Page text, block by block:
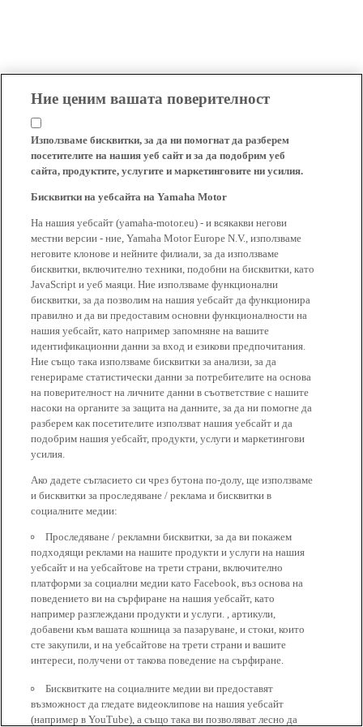
Ние ценим вашата поверителност
Използваме бисквитки, за да ни помогнат да разберем
посетителите на нашия уеб сайт и за да подобрим уеб
сайта, продуктите, услугите и маркетинговите ни усилия.
Бисквитки на уебсайта на Yamaha Motor
На нашия уебсайт (yamaha-motor.eu) - и всякакви негови
местни версии - ние, Yamaha Motor Europe N.V., използваме
неговите клонове и нейните филиали, за да използваме
бисквитки, включително техники, подобни на бисквитки, като
JavaScript и уеб маяци. Ние използваме функционални
бисквитки, за да позволим на нашия уебсайт да функционира
правилно и да ви предоставим основни функционалности на
нашия уебсайт, като например запомняне на вашите
идентификационни данни за вход и езикови предпочитания.
Ние също така използваме бисквитки за анализи, за да
генерираме статистически данни за потребителите на основа
на поверителност на личните данни в съответствие с нашите
насоки на органите за защита на данните, за да ни помогне да
разберем как посетителите използват нашия уебсайт и да
подобрим нашия уебсайт, продукти, услуги и маркетингови
усилия.
Ако дадете съгласието си чрез бутона по-долу, ще използваме
и бисквитки за проследяване / реклама и бисквитки в
социалните медии:
Проследяване / рекламни бисквитки, за да ви покажем
подходящи реклами на нашите продукти и услуги на нашия
уебсайт и на уебсайтове на трети страни, включително
платформи за социални медии като Facebook, въз основа на
поведението ви на сърфиране на нашия уебсайт, като
например разглеждани продукти и услуги. , артикули,
добавени към вашата кошница за пазаруване, и стоки, които
сте закупили, и на уебсайтове на трети страни и вашите
интереси, получени от такова поведение на сърфиране.
Бисквитките на социалните медии ви предоставят
възможност да гледате видеоклипове на нашия уебсайт
(например в YouTube), а също така ви позволяват лесно да